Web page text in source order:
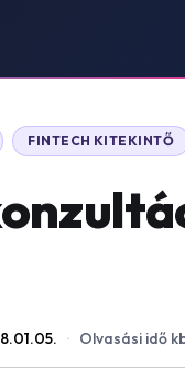
FINTECH KITEKINTŐ
· Olvasási idő